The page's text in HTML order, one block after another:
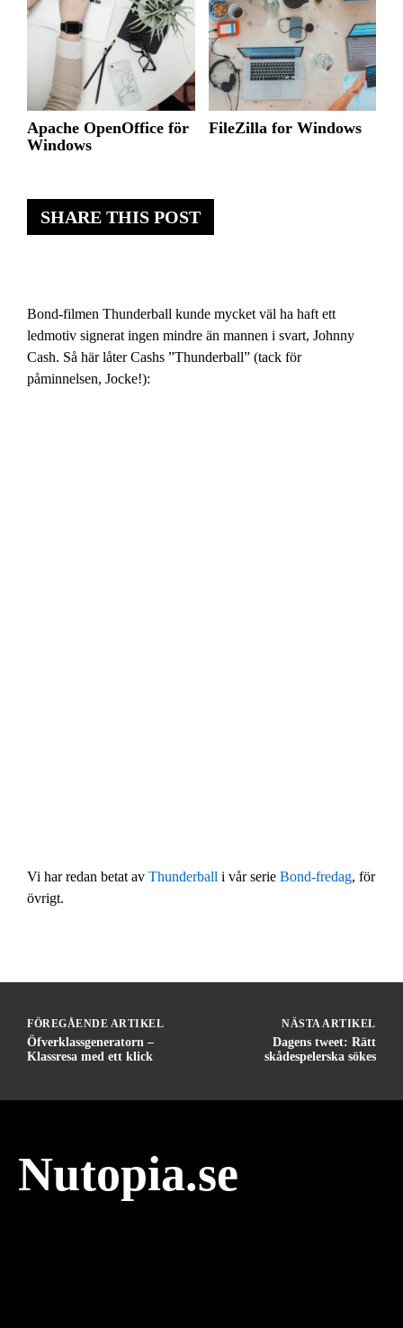
SHARE THIS POST
Bond-filmen Thunderball kunde mycket väl ha haft ett
ledmotiv signerat ingen mindre än mannen i svart, Johnny
Cash. Så här låter Cashs ”Thunderball” (tack för
påminnelsen, Jocke!):
Vi har redan betat av Thunderball i vår serie Bond-fredag, för
övrigt.
Apache OpenOffice för
Windows
FileZilla for Windows
FÖREGÅENDE ARTIKEL
Öfverklassgeneratorn –
Klassresa med ett klick
NÄSTA ARTIKEL
Dagens tweet: Rätt
skådespelerska sökes
Nutopia.se